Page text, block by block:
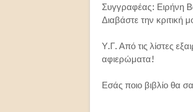
Συγγραφέας: Ειρήνη
Διαβάστε την κριτική
Υ.Γ. Από τις λίστες
αφιερώματα!
Εσάς ποιο βιβλίο θα